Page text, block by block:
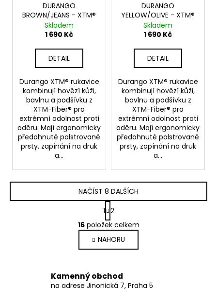
DURANGO
BROWN/JEANS - XTM®
Skladem
1 690 Kč
DETAIL
Durango XTM® rukavice
kombinují hovězí kůži,
bavlnu a podšívku z
XTM-Fiber® pro
extrémní odolnost proti
oděru. Mají ergonomicky
předohnuté polstrované
prsty, zapínání na druk
a...
DURANGO
YELLOW/OLIVE - XTM®
Skladem
1 690 Kč
DETAIL
Durango XTM® rukavice
kombinují hovězí kůži,
bavlnu a podšívku z
XTM-Fiber® pro
extrémní odolnost proti
oděru. Mají ergonomicky
předohnuté polstrované
prsty, zapínání na druk
a...
O
v
l
á
a
c
NAČÍST 8 DALŠÍCH
S
t
r
á
n
k
á
n
1 2
16položek celkem
NAHORU
Kamenný obchod
na adrese Jinonická 7, Praha 5